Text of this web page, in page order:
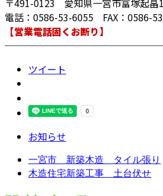
〒491-0123 愛知県一宮市富塚起畠
電話：0586-53-6055 FAX：0586-
【営業電話固くお断り】
ツイート
お知らせ
一宮市 新築木造 タイル張り
木造住宅新築工事 土台伏せ